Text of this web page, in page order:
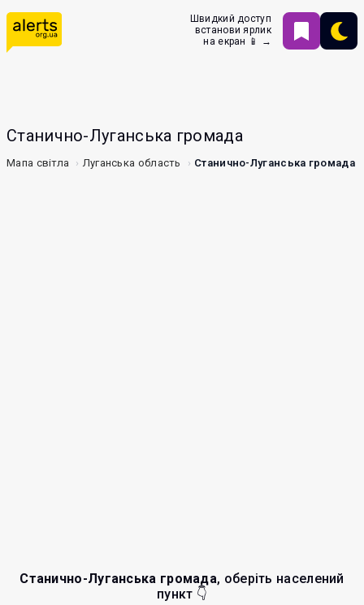
Швидкий доступ
встанови ярлик
на екран 📱 →
Станично-Луганська громада
Мапа світла Луганська область Станично-Луганська громада
Станично-Луганська громада, оберіть населений
пункт 👇